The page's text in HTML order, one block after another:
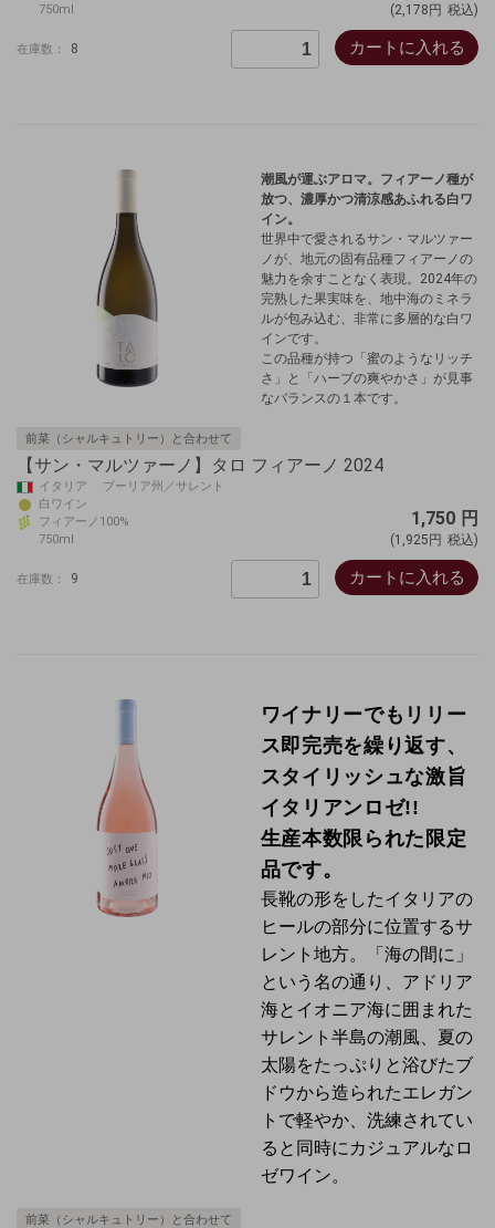
750ml
(2,178円 税込)
在庫数： 8 カートに入れる
潮風が運ぶアロマ。フィアーノ種が
放つ、濃厚かつ清涼感あふれる白ワ
イン。
世界中で愛されるサン・マルツァー
ノが、地元の固有品種フィアーノの
魅力を余すことなく表現。2024年の
完熟した果実味を、地中海のミネラ
ルが包み込む、非常に多層的な白ワ
インです。
この品種が持つ「蜜のようなリッチ
さ」と「ハーブの爽やかさ」が見事
なバランスの１本です。
前菜（シャルキュトリー）と合わせて
【サン・マルツァーノ】タロ フィアーノ 2024
イタリア プーリア州／サレント
白ワイン
フィアーノ100%
750ml
1,750 円
(1,925円 税込)
在庫数： 9 カートに入れる
ワイナリーでもリリー
ス即完売を繰り返す、
スタイリッシュな激旨
イタリアンロゼ!!
生産本数限られた限定
品です。
長靴の形をしたイタリアの
ヒールの部分に位置するサ
レント地方。「海の間に」
という名の通り、アドリア
海とイオニア海に囲まれた
サレント半島の潮風、夏の
太陽をたっぷりと浴びたブ
ドウから造られたエレガン
トで軽やか、洗練されてい
ると同時にカジュアルなロ
ゼワイン。
前菜（シャルキュトリー）と合わせて